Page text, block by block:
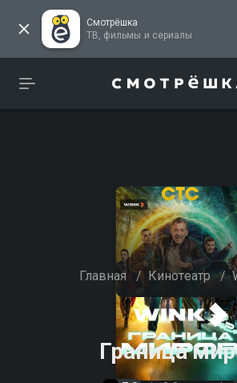
Смотрёшка
ТВ, фильмы и сериалы
Главная / Кинотеатр /
Граница